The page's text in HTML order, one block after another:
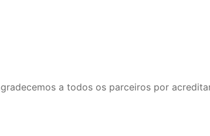
a todos os parceiros por